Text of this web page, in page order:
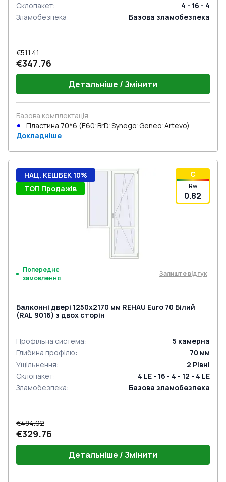
Склопакет:
4 - 16 - 4
Зламобезпека: Базова зламобезпека
€511.41
€347.76
Детальніше / Змінити
Базова комплектація
Пластина 70*6 (E60;BrD;Synego;Geneo;Artevo)
Докладніше
C
Rw
0.82
НАЦ. КЕШБЕК 10%
ТОП Продажів
Попереднє
замовлення
Залиште відгук
Балконні двері 1250x2170 мм REHAU Euro 70 Білий
(RAL 9016) з двох сторін
Профільна система: 5 камерна
Глибина профілю: 70 мм
Ущільнення: 2 Рівні
Склопакет:
4 LE - 16 - 4 - 12 - 4 LE
Зламобезпека: Базова зламобезпека
€484.92
€329.76
Детальніше / Змінити